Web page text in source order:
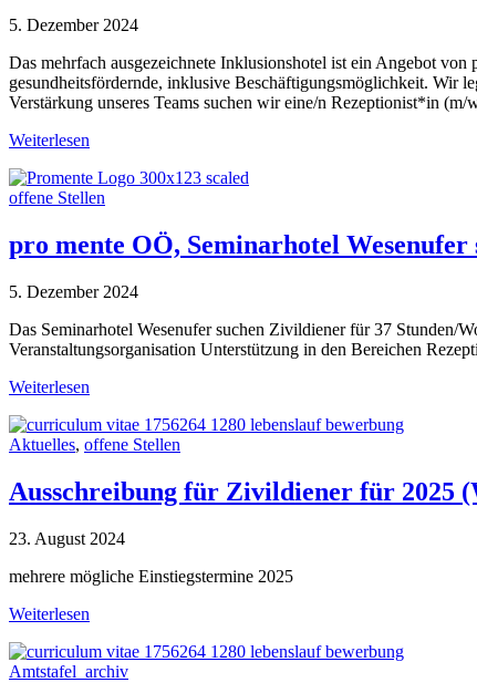
5. Dezember 2024
Das mehrfach ausgezeichnete Inklusionshotel ist ein Angebot
gesundheitsfördernde, inklusive Beschäftigungsmöglichkeit. Wir
Verstärkung unseres Teams suchen wir eine/n Rezeptionist*in
Weiterlesen
offene Stellen
pro mente OÖ, Seminarhotel
5. Dezember 2024
Das Seminarhotel Wesenufer suchen Zivildiener für 37 Stunden/
Veranstaltungsorganisation Unterstützung in den Bereichen
Weiterlesen
Aktuelles, offene Stellen
Ausschreibung für Zivildiener für 2025
23. August 2024
mehrere mögliche Einstiegstermine 2025
Weiterlesen
Amtstafel_archiv